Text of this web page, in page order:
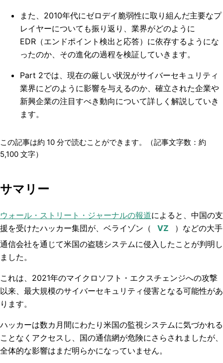
また、2010年代にゼロデイ脆弱性に取り組んだ主要なプ
レイヤーについても振り返り、業界がどのように
EDR（エンドポイント検出と応答）に依存するようにな
ったのか、その進化の過程を検証していきます。
Part 2では、現在の厳しい状況がサイバーセキュリティ
業界にどのように影響を与えるのか、確立された企業や
新興企業の注目すべき動向について詳しく解説していき
ます。
この記事は約 10 分で読むことができます。（記事文字数：約
5,100 文字）
サマリー
ウォール・ストリート・ジャーナルの報道によると、中国の支
援を受けたハッカー集団が、ベライゾン（
）などの大手
通信会社を通じて米国の盗聴システムに侵入したことが判明し
ました。
これは、2021年のマイクロソフト・エクスチェンジへの攻撃
以来、最大規模のサイバーセキュリティ侵害となる可能性があ
ります。
ハッカーは数カ月間にわたり米国の監視システムに気づかれる
ことなくアクセスし、国の通信網が危険にさらされましたが、
全体的な影響はまだ明らかになっていません。